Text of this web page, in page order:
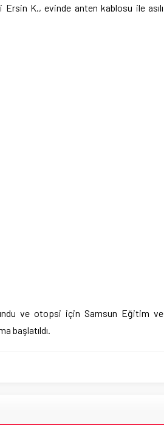
Ersin K., evinde anten kablosu ile asılı
ve otopsi için Samsun Eğitim ve
başlatıldı.